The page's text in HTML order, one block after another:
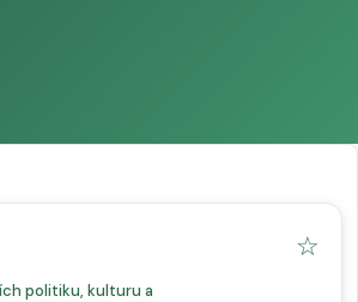
☆
politiku, kulturu a